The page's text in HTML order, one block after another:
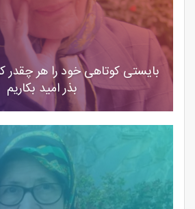
بایستی کوتاهی خود را هر چقدر
بذر امید بکاریم